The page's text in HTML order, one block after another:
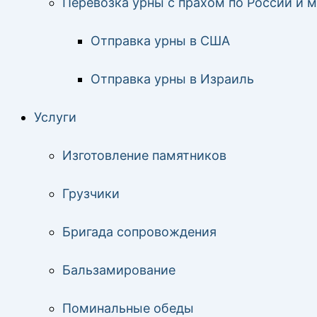
Отправка урны в США
Отправка урны в Израиль
Услуги
Изготовление памятников
Грузчики
Бригада сопровождения
Бальзамирование
Поминальные обеды